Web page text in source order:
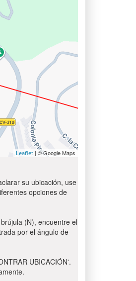
Leaflet | © Google Maps
su ubicación, use
opciones de
(N), encuentre el
por el ángulo de
UBICACIÓN'.